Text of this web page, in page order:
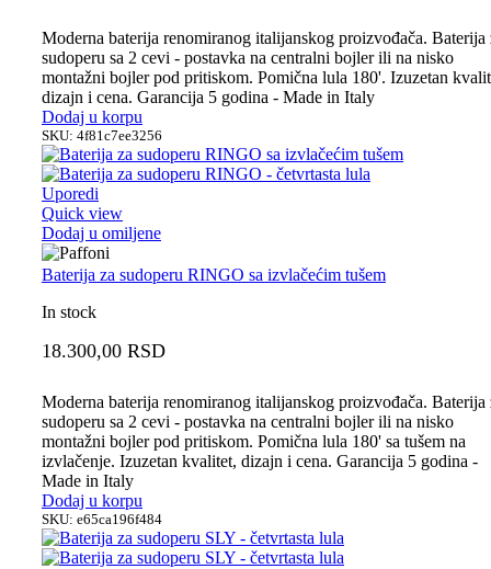
Moderna baterija renomiranog italijanskog proizvođača. Baterija
sudoperu sa 2 cevi - postavka na centralni bojler ili na nisko
montažni bojler pod pritiskom. Pomična lula 180'. Izuzetan
dizajn i cena. Garancija 5 godina - Made in Italy
Dodaj u korpu
SKU: 4f81c7ee3256
Uporedi
Quick view
Dodaj u omiljene
Baterija za sudoperu RINGO sa izvlačećim tušem
In stock
18.300,00 RSD
Moderna baterija renomiranog italijanskog proizvođača. Baterija
sudoperu sa 2 cevi - postavka na centralni bojler ili na nisko
montažni bojler pod pritiskom. Pomična lula 180' sa tušem na
izvlačenje. Izuzetan kvalitet, dizajn i cena. Garancija 5 godina -
Made in Italy
Dodaj u korpu
SKU: e65ca196f484